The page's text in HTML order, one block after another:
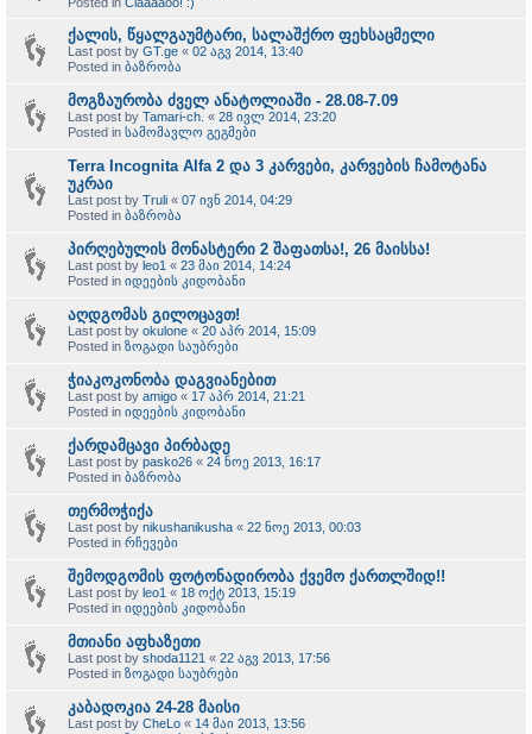
ქალის, წყალგაუმტარი, სალაშქრო ფეხსაცმელი
Last post by GT.ge « 02 აგვ 2014, 13:40
Posted in ბაზრობა
მოგზაურობა ძველ ანატოლიაში - 28.08-7.09
Last post by Tamari-ch. « 28 ივლ 2014, 23:20
Posted in სამომავლო გეგმები
Terra Incognita Alfa 2 და 3 კარვები, კარვების ჩამოტანა
უკრაი
Last post by Truli « 07 ივნ 2014, 04:29
Posted in ბაზრობა
პირღებულის მონასტერი 2 შაფათსა!, 26 მაისსა!
Last post by leo1 « 23 მაი 2014, 14:24
Posted in იდეების კიდობანი
აღდგომას გილოცავთ!
Last post by okulone « 20 აპრ 2014, 15:09
Posted in ზოგადი საუბრები
ჭიაკოკონობა დაგვიანებით
Last post by amigo « 17 აპრ 2014, 21:21
Posted in იდეების კიდობანი
ქარდამცავი პირბადე
Last post by pasko26 « 24 ნოე 2013, 16:17
Posted in ბაზრობა
თერმოჭიქა
Last post by nikushanikusha « 22 ნოე 2013, 00:03
Posted in რჩევები
შემოდგომის ფოტონადირობა ქვემო ქართლშიდ!!
Last post by leo1 « 18 ოქტ 2013, 15:19
Posted in იდეების კიდობანი
მთიანი აფხაზეთი
Last post by shoda1121 « 22 აგვ 2013, 17:56
Posted in ზოგადი საუბრები
კაბადოკია 24-28 მაისი
Last post by CheLo « 14 მაი 2013, 13:56